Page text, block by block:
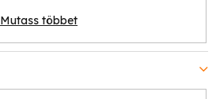
Mutass többet